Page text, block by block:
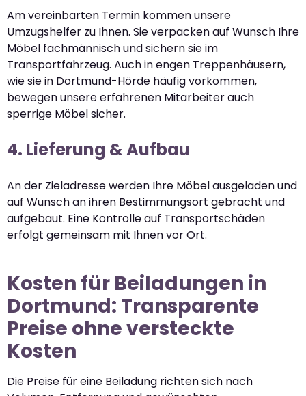
Am vereinbarten Termin kommen unsere
Umzugshelfer zu Ihnen. Sie verpacken auf Wunsch Ihre
Möbel fachmännisch und sichern sie im
Transportfahrzeug. Auch in engen Treppenhäusern,
wie sie in Dortmund-Hörde häufig vorkommen,
bewegen unsere erfahrenen Mitarbeiter auch
sperrige Möbel sicher.
4. Lieferung & Aufbau
An der Zieladresse werden Ihre Möbel ausgeladen und
auf Wunsch an ihren Bestimmungsort gebracht und
aufgebaut. Eine Kontrolle auf Transportschäden
erfolgt gemeinsam mit Ihnen vor Ort.
Kosten für Beiladungen in
Dortmund: Transparente
Preise ohne versteckte
Kosten
Die Preise für eine Beiladung richten sich nach